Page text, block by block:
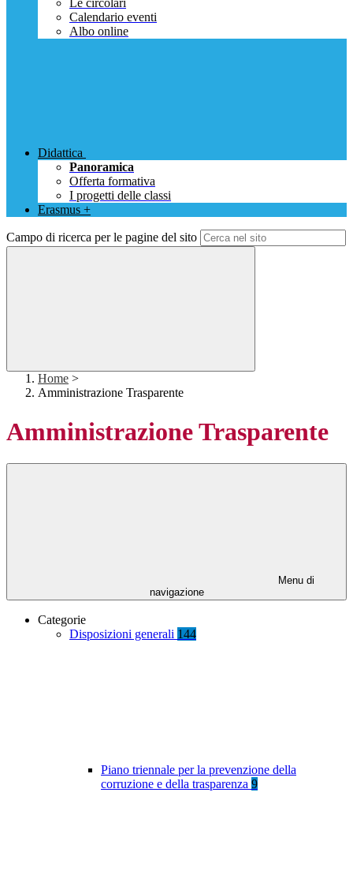
Le circolari
Calendario eventi
Albo online
Didattica
Panoramica
Offerta formativa
I progetti delle classi
Erasmus +
Campo di ricerca per le pagine del sito
Home >
Amministrazione Trasparente
Amministrazione Trasparente
Menu di
navigazione
Categorie
Disposizioni generali 144
Piano triennale per la prevenzione della
corruzione e della trasparenza 9